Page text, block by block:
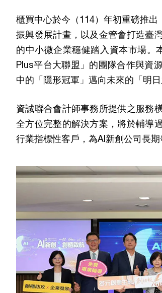
櫃買中心於今（114）年初重磅推
振興發展計畫，以及金管會打造臺
的中小微企業穩健踏入資本市場。
Plus平台大聯盟」的團隊合作與資
中的「隱形冠軍」邁向未來的「明日
資誠聯合會計師事務所提供之服務
全方位完整的解決方案，將於輔導
行業指標性客戶，為AI新創公司長期